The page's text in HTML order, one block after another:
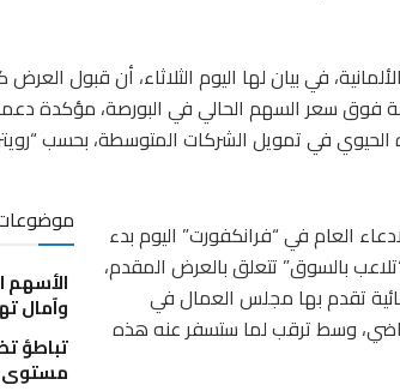
في بيان لها اليوم الثلاثاء، أن قبول العرض
فوق سعر السهم الحالي في البورصة، مؤكدة
الحيوي في تمويل الشركات المتوسطة، بحسب
الأسهم
وآمال
تباطؤ
مستوى في
العام في “فرانكفورت” اليوم بدء
بالسوق” تتعلق بالعرض المقدم،
تقدم بها مجلس العمال في
وسط ترقب لما ستسفر عنه هذه